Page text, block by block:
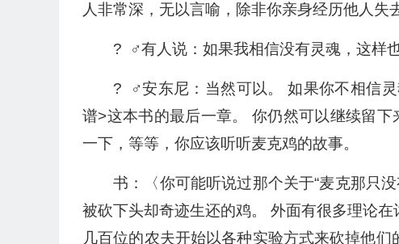
人非常深，无以言喻，除非你亲身经历他人失
? ‍ ♂️有人说：如果我相信没有灵魂，这样
? ‍ ♂️安东尼：当然可以。 如果你不相信
谱>这本书的最后一章。 你仍然可以继续留
一下，等等，你应该听听麦克鸡的故事。
书：〈你可能听说过那个关于“麦克那只
被砍下头却奇迹生还的鸡。 外面有很多理论
几百位的农夫开始以各种实验方式来砍掉他